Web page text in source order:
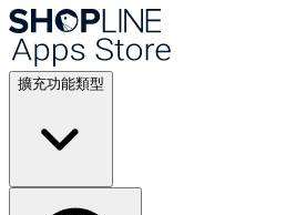
擴充功能類型